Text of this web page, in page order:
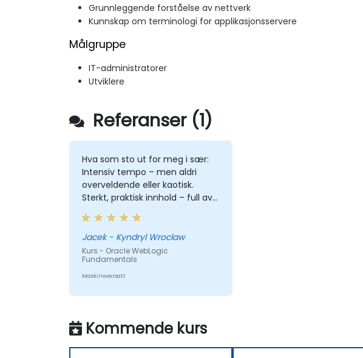
Grunnleggende forståelse av nettverk
Kunnskap om terminologi for applikasjonsservere
Målgruppe
IT-administratorer
Utviklere
Referanser (1)
Hva som sto ut for meg i sær:
Intensiv tempo – men aldri
overveldende eller kaotisk.
Sterkt, praktisk innhold – full av
dypgående kunnskap, relevans
og tydelighet. Engasjement &
kommunikasjon – åpen,
responsiv og virkelig
oppmerksom på deltakerne.
Professionalitet uten stivhet –
med varme og lettferdighet.
fokuserer på det som virkelig
teller. Smak og balanse – flott
dømmekraft i valget av hva
Jacek - Kyndryl Wroclaw
Kurs - Oracle WebLogic
Fundamentals
Maskinoversatt
Kommende kurs